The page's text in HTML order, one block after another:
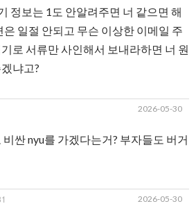
정보는 1도 안알려주면 너 같으면 해
은 일절 안되고 무슨 이상한 이메일 주
로 서류만 사인해서 보내라하면 너 원
냐고?
2026-05-30
싼 nyu를 가겠다는거? 부자들도 버거
2026-05-30